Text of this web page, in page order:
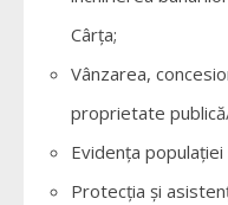
Cârța;
Vânzarea,
proprietate
Evidenţa populaţiei
Protecţia şi